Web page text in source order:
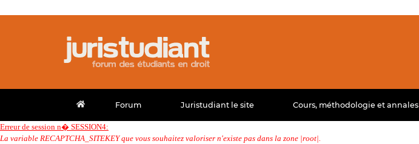
Forum Juristudiant le site Cours, méthodologie et annales
Erreur de session n� SESSION4:
La variable RECAPTCHA_SITEKEY que vous souhaitez valoriser n'existe pas dans la zone |root|.